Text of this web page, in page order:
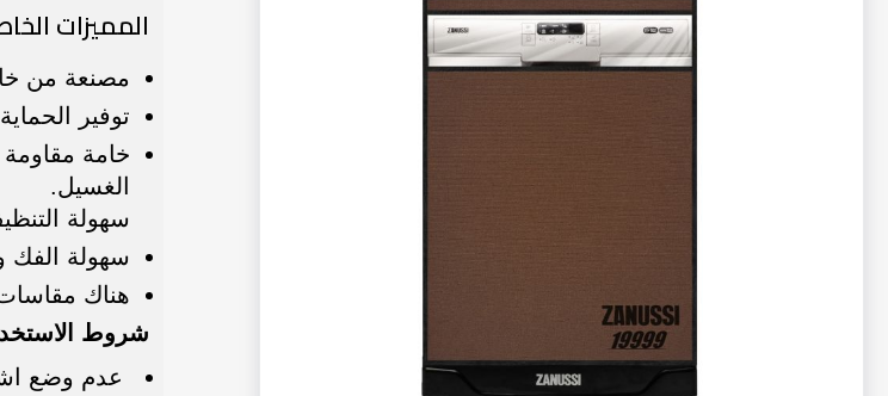
المميزات
مصنعة من
توفير
خامة
الغسيل.
سهولة
سهولة الفك
هناك
شروط
عدم وضع